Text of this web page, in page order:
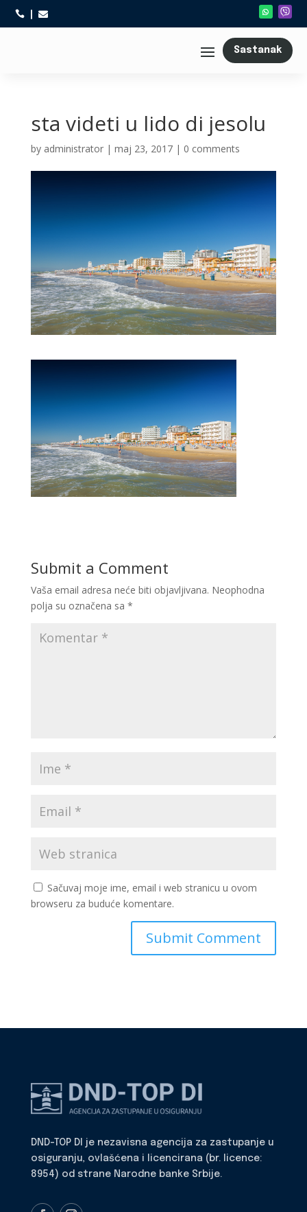
 
Sastanak
sta videti u lido di jesolu
by administrator| maj 23, 2017| 0 comments
Submit a Comment
Vaša email adresa neće biti objavljivana. Neophodna
polja su označena sa *
Sačuvaj moje ime, email i web stranicu u ovom
browseru za buduće komentare.
DND-TOP DI je nezavisna agencija za zastupanje u
osiguranju, ovlašćena i licencirana (br. licence:
8954) od strane Narodne banke Srbije.